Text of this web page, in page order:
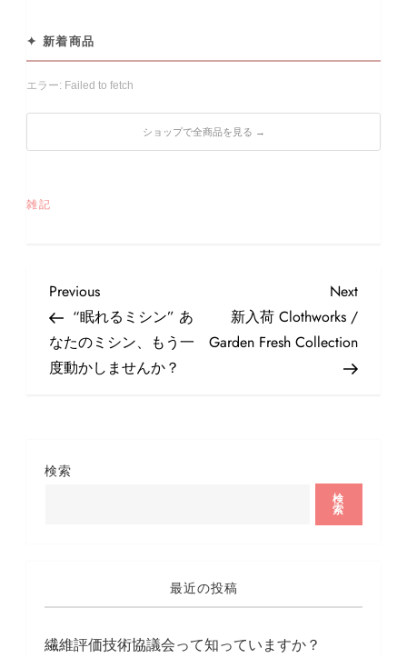
✦ 新着商品
エラー: Failed to fetch
ショップで全商品を見る →
雑記
投
稿
ナ
ビ
ョ
Previous
Post
Previous
“眠れるミシン” あ
なたのミシン、もう一
度動かしませんか？
Next
Post
Next
新入荷 Clothworks /
Garden Fresh Collection
検索
検
索
最近の投稿
繊維評価技術協議会って知っていますか？